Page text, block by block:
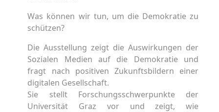
Was können wir tun, um die Demokratie zu
schützen?
Die Ausstellung zeigt die Auswirkungen der
Sozialen Medien auf die Demokratie und
fragt nach positiven Zukunftsbildern einer
digitalen Gesellschaft.
Sie stellt Forschungsschwerpunkte der
Universität Graz vor und zeigt, wie